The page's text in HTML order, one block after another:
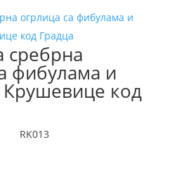
сребрна
фибулама и
Крушевице код
RK013